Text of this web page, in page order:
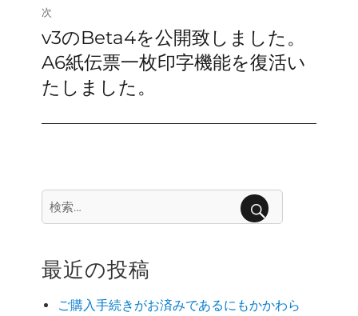
ゲ
ー
シ
ョ
次
次
の
投
v3のBeta4を公開致しました。
A6紙伝票一枚印字機能を復活い
たしました。
検
索:
最近の投稿
ご購入手続きがお済みであるにもかかわら